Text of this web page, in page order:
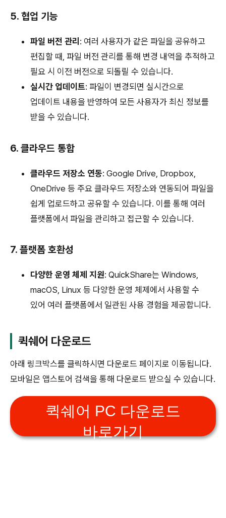
5. 협업 기능
파일 버전 관리 : 여러 사용자가 같은 파일을 공유하고
편집할 때, 파일 버전 관리를 통해 변경 내역을 추적하고
필요 시 이전 버전으로 되돌릴 수 있습니다.
실시간 업데이트: 파일이 변경되면 실시간으로
업데이트 내용을 반영하여 모든 사용자가 최신 정보를
받을 수 있습니다.
6. 클라우드 통합
클라우드 저장소 연동: Google Drive, Dropbox,
OneDrive 등 주요 클라우드 저장소와 연동되어 파일을
쉽게 업로드하고 공유할 수 있습니다. 이를 통해 여러
플랫폼에서 파일을 관리하고 접근할 수 있습니다.
7. 플랫폼 호환성
다양한 운영 체제 지원: QuickShare는 Windows,
macOS, Linux 등 다양한 운영 체제에서 사용할 수
있어 여러 플랫폼에서 일관된 사용 경험을 제공합니다.
퀵쉐어 다운로드
아래 링크박스를 클릭하시면 다운로드 페이지로 이동됩니다.
모바일은 앱스토어 검색을 통해 다운로드 받으실 수 있습니다.
퀵쉐어 PC 다운로드
바로가기